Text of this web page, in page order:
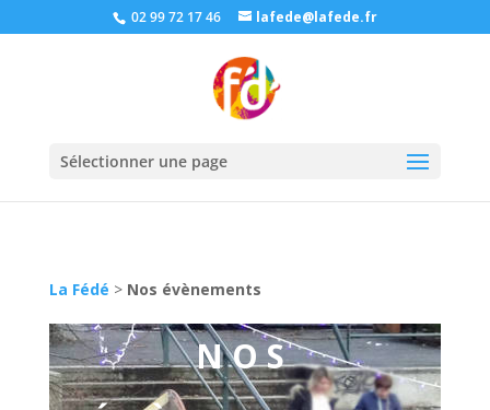
02 99 72 17 46 lafede@lafede.fr
Sélectionner une page
La Fédé > Nos évènements
NOS